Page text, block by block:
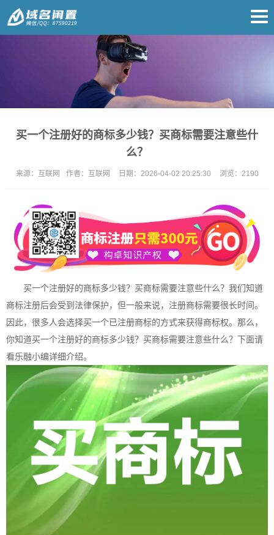
买一个注册好的商标多少钱？买商标需要注意些什
么？
来源： 互联网 作者： 互联网 日期： 2026-04-02 20:25:30 浏览： 2190
买一个注册好的商标多少钱？买商标需要注意些什么？我们知道
商标注册后会受到法律保护，但一般来说，注册商标需要很长时间。
因此，很多人会选择买一个已注册商标的方式来获得商标权。那么，
你知道买一个注册好的商标多少钱？买商标需要注意些什么？下面请
看乐融小编详细介绍。